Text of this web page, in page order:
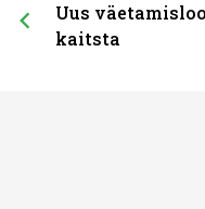
Uus
kaitsta